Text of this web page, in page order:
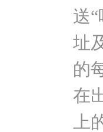
送
址
的
在
上